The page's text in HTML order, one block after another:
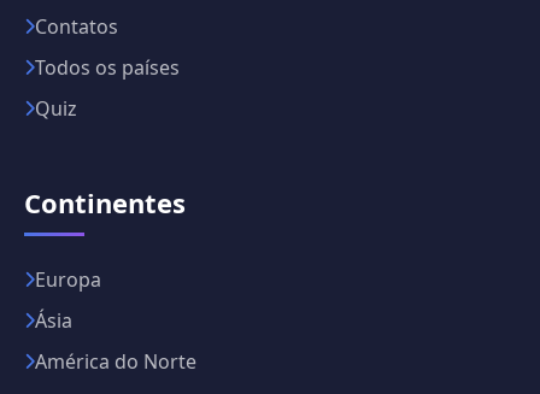
Contatos
Todos os países
Quiz
Continentes
Europa
Ásia
América do Norte